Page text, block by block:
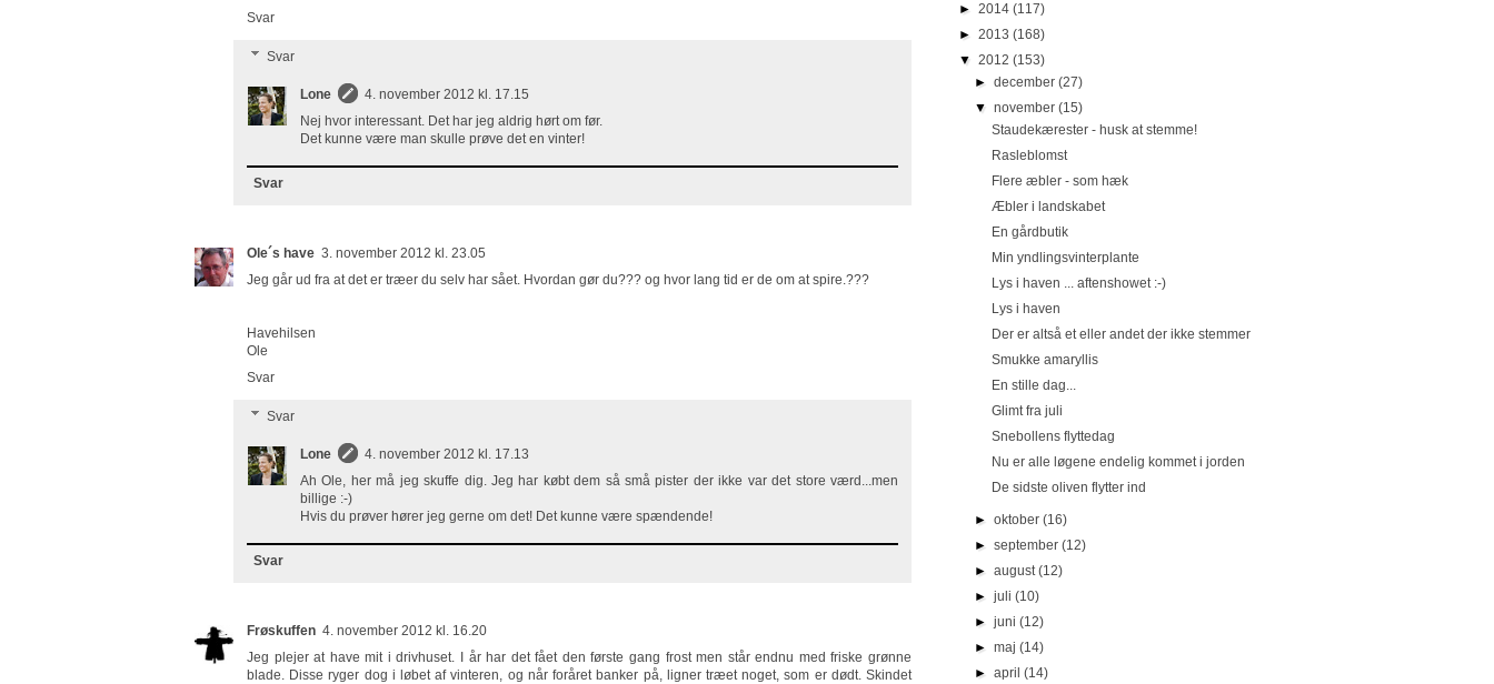
Svar
Svar
Lone
4. november 2012 kl. 17.15
Nej hvor interessant. Det har jeg aldrig hørt om før.
Det kunne være man skulle prøve det en vinter!
Svar
Ole´s have 3. november 2012 kl. 23.05
Jeg går ud fra at det er træer du selv har sået. Hvordan gør du??? og hvor lang tid er de om at spire.???
Havehilsen
Ole
Svar
Svar
Lone
4. november 2012 kl. 17.13
Ah Ole, her må jeg skuffe dig. Jeg har købt dem så små pister der ikke var det store værd...men
billige :-)
Hvis du prøver hører jeg gerne om det! Det kunne være spændende!
Svar
Frøskuffen 4. november 2012 kl. 16.20
Jeg plejer at have mit i drivhuset. I år har det fået den første gang frost men står endnu med friske grønne
blade. Disse ryger dog i løbet af vinteren, og når foråret banker på, ligner træet noget, som er dødt. Skindet
► 2014 (117)
► 2013 (168)
▼ 2012 (153)
►december(27)
▼november(15)
Staudekærester - husk at stemme!
Rasleblomst
Flere æbler - som hæk
Æbler i landskabet
En gårdbutik
Min yndlingsvinterplante
Lys i haven ... aftenshowet :-)
Lys i haven
Der er altså et eller andet der ikke stemmer
Smukke amaryllis
En stille dag...
Glimt fra juli
Snebollens flyttedag
Nu er alle løgene endelig kommet i jorden
De sidste oliven flytter ind
►oktober(16)
►september(12)
►august(12)
►juli(10)
►juni(12)
►maj(14)
►april(14)